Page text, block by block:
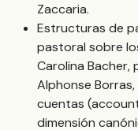
Zaccaria.
Estructuras de
pastoral sobre
Carolina
Alphonse
cuentas
dimensión